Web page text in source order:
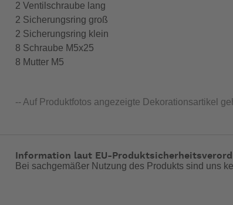
2 Ventilschraube lang
2 Sicherungsring groß
2 Sicherungsring klein
8 Schraube M5x25
8 Mutter M5
-- Auf Produktfotos angezeigte Dekorationsartikel
Information laut EU-
Bei sachgemäßer Nutzung des Produkts sind uns